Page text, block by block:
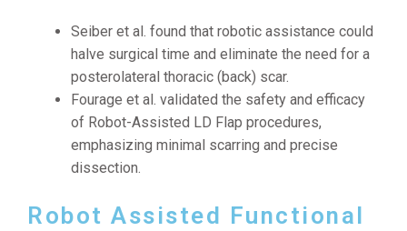
Seiber et al. found that robotic assistance could
halve surgical time and eliminate the need for a
posterolateral thoracic (back) scar.
Fourage et al. validated the safety and efficacy
of Robot-Assisted LD Flap procedures,
emphasizing minimal scarring and precise
dissection.
Robot Assisted Functional